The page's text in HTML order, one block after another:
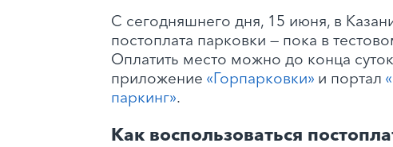
С сегодняшнего дня, 15 июня, в
постоплата парковки — пока в
Оплатить место можно до конца
приложение «Горпарковки»и портал
паркинг».
Как воспользоваться